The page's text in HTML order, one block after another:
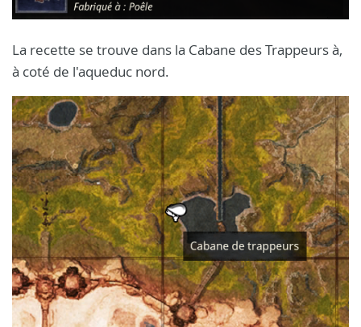
La recette se trouve dans la Cabane des Trappeurs à,
à coté de l'aqueduc nord.